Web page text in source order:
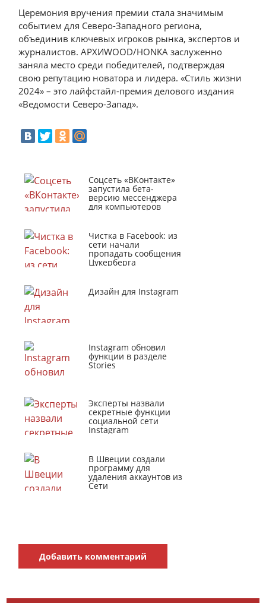
Церемония вручения премии стала значимым
событием для Северо-Западного региона,
объединив ключевых игроков рынка, экспертов и
журналистов. АРХИWOOD/HONKA заслуженно
заняла место среди победителей, подтверждая
свою репутацию новатора и лидера. «Стиль жизни
2024» – это лайфстайл-премия делового издания
«Ведомости Северо-Запад».
Соцсеть «ВКонтакте»
запустила бета-
версию мессенджера
для компьютеров
Чистка в Facebook: из
сети начали
пропадать сообщения
Цукерберга
Дизайн для Instagram
Instagram обновил
функции в разделе
Stories
Эксперты назвали
секретные функции
социальной сети
Instagram
В Швеции создали
программу для
удаления аккаунтов из
Сети
Добавить комментарий